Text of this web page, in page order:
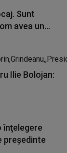
Sunt
avea un...
Ilie Bolojan:
înţelegere
preşedinte